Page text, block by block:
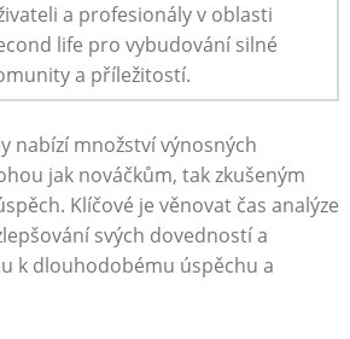
a profesionály v oblasti
life pro vybudování silné
a příležitostí.
nabízí množství výnosných
jak nováčkům, tak zkušeným
Klíčové je věnovat čas analýze
svých dovedností a
k dlouhodobému úspěchu a